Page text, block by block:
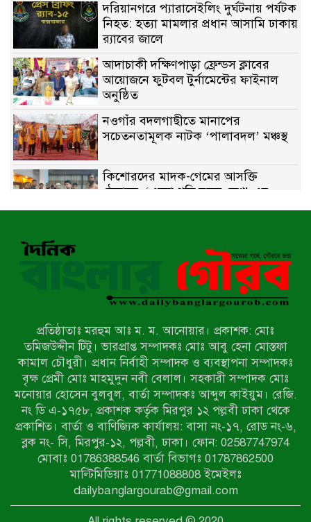
দরিয়ানগরে প্যারাসেইলিং দুর্ঘটনায় পর্যটক
নিহত: হত্যা মামলার প্রধান আসামি ঢাকায়
র‌্যাবের জালে
আদাচাকী দক্ষিণপাড়া ফ্রেন্ডস ক্লাবের
আয়োজনে ফুটবল টুর্নামেন্টের ফাইনাল
অনুষ্ঠিত
নওগাঁর বদলগাছীতে মানাপের
সচেতনতামূলক নাটক ‘পালাবদল’ মঞ্চস্থ
কিশোরদের মাদক-গেমের আসক্তি
ঠেকাতে, ‘এসো গড়ি নতুন দেশ’-এর
ফুটবল বিতরণ
নন্দীগ্রামে সরকারি খাস জমির রাস্তা দখল,
চলাচলে চরম দুর্ভোগ; ইউএনওর হস্তক্ষেপ
নাটোরের পাটুলে পানিতে ডুবে নন্দীগ্রামের
স্কুলছাত্রের মর্মান্তিক মৃত্যু
সেনাবাহিনীর চাকরি হারিয়ে ভুয়া ডিবি
পুলিশ পরিচয়ে চাঁদাবাজি, গণপিটুনির পর
কারাগারে প্রতারক।
বাঘার সাহিন সরকারের তিন ক্যাটাগরিতে
প্রথম স্থান অর্জন; সংস্কৃতি অঙ্গনেও রয়েছে
তাঁর বহুমুখী প্রতিভা!
আওয়ামী সন্ত্রাসীদের দ্রুত গ্রেফতার ও
প্রতিষ্ঠাতাঃ মরহুম আঃ ম. ম. আনোয়ার। প্রকাশক: মোঃ
তমিজউদ্দীন টিটু। ভারপ্রাপ্ত সম্পাদকঃ মোঃ আবু হেনা মোস্তফা
কামাল চৌধুরী। প্রধান নির্বাহী সম্পাদক ও ব্যবস্থাপনা সম্পাদকঃ
বৃক্ষ প্রেমী মোঃ মাহমুদুন নবী বেলাল। সহকারী সম্পাদক মোঃ
মনোয়ার হোসেন বুলবুল, বার্তা সম্পাদকঃ আব্দুল কাইয়ুম। রেজি.
নং ডি এ-১৭৫৮, প্রকাশক কর্তৃক মিরপুর ১২ পল্লবী ঢাকা থেকে
প্রকাশিত। বার্তা ও বাণিজ্যিক কার্যালয়: বাসা নং-১৭, রোড নং-৬,
ব্লক নং- সি, মিরপুর-১২, পল্লবী, ঢাকা। ফোন: 02587747974
মোবাঃ 01786388546 বার্তা বিভাগঃ 01787862500
মাল্টিমিডিয়াঃ 01771088808 ইমেইলঃ
dailybanglargourab@gmail.com